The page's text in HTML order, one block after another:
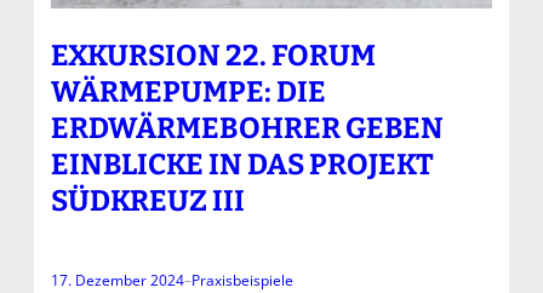
EXKURSION 22. FORUM
WÄRMEPUMPE: DIE
ERDWÄRMEBOHRER GEBEN
EINBLICKE IN DAS PROJEKT
SÜDKREUZ III
17. Dezember 2024–Praxisbeispiele